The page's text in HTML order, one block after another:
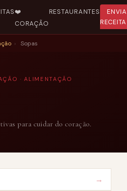
❤️
CORAÇÃO
RESTAURANTES
RECEITA
› Sopas
· ALIMENTAÇÃO
para cuidar do coração.
→